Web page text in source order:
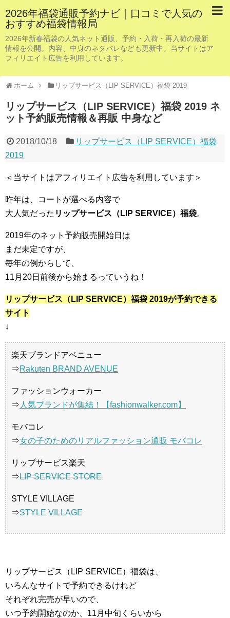
2026年福袋通販予約ナビ｜口コミで人気の
おすすめ福袋情報局
2026年新春福袋の人気ネット通販、予約・入荷・再入荷の最新
情報を公開。内容、中身のネタバレなども更新中。当サイトはア
フィリエイト広告を利用しています。
ホーム リップサービス（LIP SERVICE）福袋 2019
リップサービス（LIP SERVICE）福袋 2019 ネ
ット予約販売情報＆再販 中身など
2018/10/18
リップサービス（LIP SERVICE）福袋
2019
＜当サイトはアフィリエイト広告を利用しています＞
昨年は、コートが選べる内容で
大人気だった リップサービス（LIP SERVICE）福袋。
2019年のネット予約販売開始日は
まだ未定ですが、
毎年の例からして、
11月20日前後から始まるっていうね！
リップサービス（LIP SERVICE）福袋 2019が予約できる
サイト
↓
楽天ブランドアベニュー
⇒Rakuten BRAND AVENUE
ファッションウォーカー
⇒ 人気ブランドが集結！【fashionwalker.com】
モバコレ
⇒女の子のためのリアルファッション通販 モバコレ
リップサービス楽天
⇒LIP SERVICE STORE
STYLE VILLAGE
⇒STYLE VILLAGE
リップサービス（LIP SERVICE）福袋は、
いろんなサイトで予約できるけれど
それぞれ完売が早いので、
いつ予約開始なのか、11月中旬くらいから